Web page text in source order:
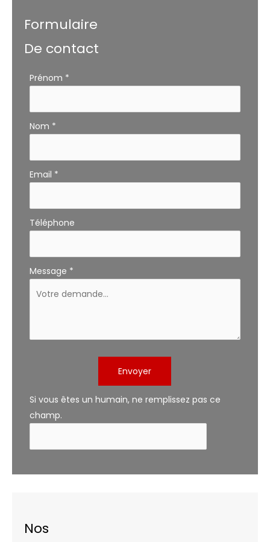
Formulaire
De contact
Formulaire
avec
téléphone
Prénom *
Nom *
Email *
Téléphone
Message *
Envoyer
Si vous êtes un humain, ne remplissez pas ce
champ.
Nos